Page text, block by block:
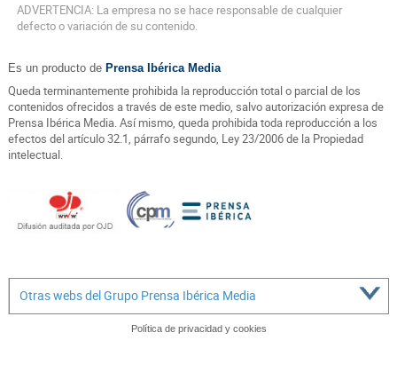
ADVERTENCIA: La empresa no se hace responsable de cualquier
defecto o variación de su contenido.
Es un producto de Prensa Ibérica Media
Queda terminantemente prohibida la reproducción total o parcial de los
contenidos ofrecidos a través de este medio, salvo autorización expresa de
Prensa Ibérica Media. Así mismo, queda prohibida toda reproducción a los
efectos del artículo 32.1, párrafo segundo, Ley 23/2006 de la Propiedad
intelectual.
Otras webs del Grupo Prensa Ibérica Media
Política de privacidad y cookies